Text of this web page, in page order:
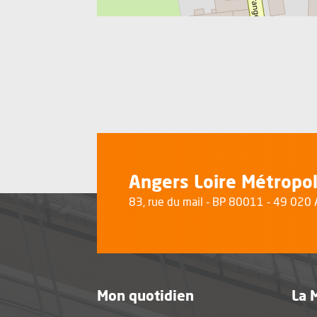
Angers Loire
83, rue du mail - BP 80011 - 49 020
Mon quotidien La